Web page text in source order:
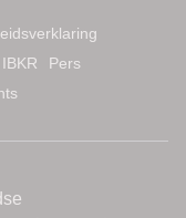
IBKR
Pers